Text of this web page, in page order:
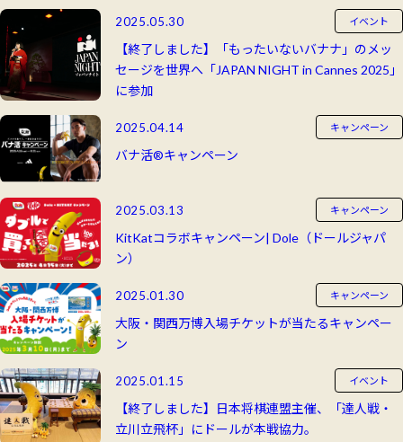
2025.05.30 イベント
【終了しました】「もったいないバナナ」のメッ
セージを世界へ「JAPAN NIGHT in Cannes 2025」
に参加
2025.04.14 キャンペーン
バナ活®キャンペーン
2025.03.13 キャンペーン
KitKatコラボキャンペーン| Dole（ドールジャパ
ン）
2025.01.30 キャンペーン
大阪・関西万博入場チケットが当たるキャンペー
ン
2025.01.15 イベント
【終了しました】日本将棋連盟主催、「達人戦・
立川立飛杯」にドールが本戦協力。